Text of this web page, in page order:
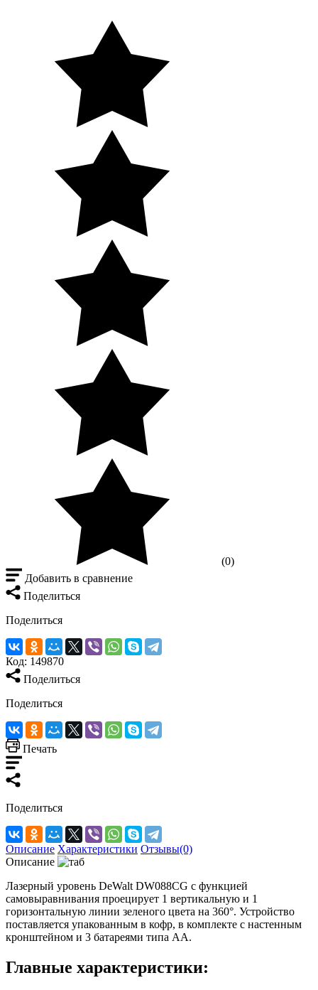
(0)
Добавить в сравнение
Поделиться
Поделиться
Код: 149870
Поделиться
Поделиться
Печать
Поделиться
Описание Характеристики Отзывы(0)
Описание
Лазерный уровень DeWalt DW088CG с функцией
самовыравнивания проецирует 1 вертикальную и 1
горизонтальную линии зеленого цвета на 360°. Устройство
поставляется упакованным в кофр, в комплекте с настенным
кронштейном и 3 батареями типа АА.
Главные характеристики: